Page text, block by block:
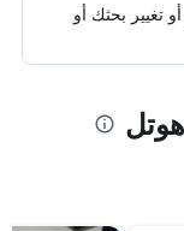
تغيير بحثك أو